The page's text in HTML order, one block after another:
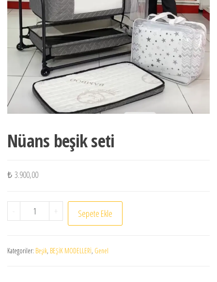
Nüans beşik seti
₺ 3.900,00
- Nüans beşik seti adet
+ Sepete Ekle
Kategoriler: Beşik, BEŞİK MODELLERİ, Genel